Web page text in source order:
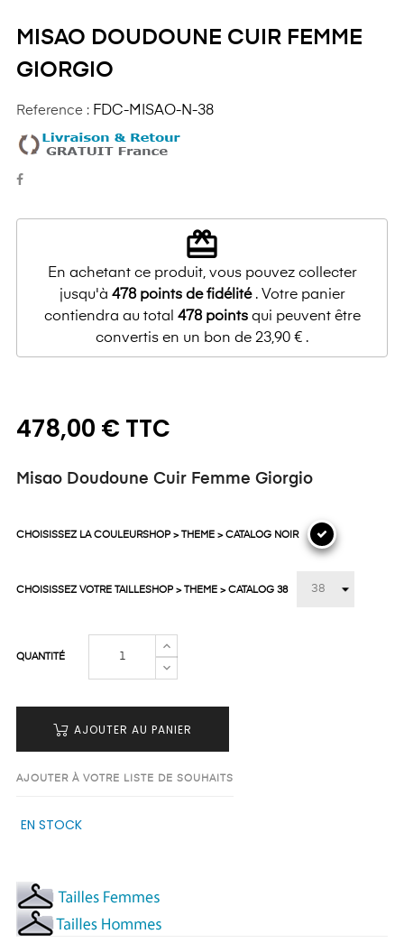
MISAO DOUDOUNE CUIR FEMME
GIORGIO
Reference : FDC-MISAO-N-38
redeem
En achetant ce produit, vous pouvez collecter
jusqu'à 478points de fidélité. Votre panier
contiendra au total 478pointsqui peuvent être
convertis en un bon de 23,90 € .
478,00 € TTC
Misao Doudoune Cuir Femme Giorgio
CHOISISSEZ LA COULEURSHOP > THEME > CATALOG NOIR
CHOISISSEZ VOTRE TAILLESHOP > THEME > CATALOG 38
QUANTITÉ
AJOUTER AU PANIER
AJOUTER À VOTRE LISTE DE SOUHAITS
EN STOCK